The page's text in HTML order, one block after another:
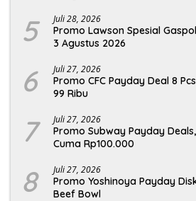
5 Juli 28, 2026
Promo Lawson Spesial
3 Agustus 2026
6 Juli 27, 2026
Promo CFC Payday Deal 8
99 Ribu
7 Juli 27, 2026
Promo Subway Payday
Cuma Rp100.000
8 Juli 27, 2026
Promo Yoshinoya Payday
Beef Bowl